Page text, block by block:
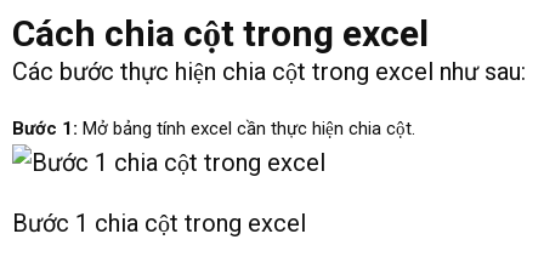
Cách chia cột trong excel
Các bước thực hiện chia cột trong excel như sau:
Bước 1: Mở bảng tính excel cần thực hiện chia cột.
Bước 1 chia cột trong excel